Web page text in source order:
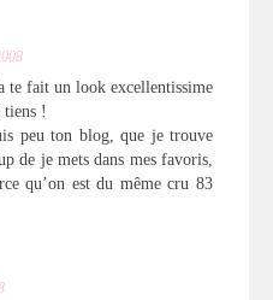
te fait un look excellentissime
tiens !
peu ton blog, que je trouve
de je mets dans mes favoris,
qu’on est du même cru 83